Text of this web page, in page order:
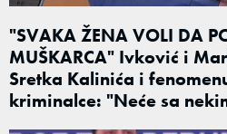
"SVAKA ŽENA VOLI DA
MUŠKARCA" Ivković i
Sretka Kalinića i
kriminalce: "Neće sa